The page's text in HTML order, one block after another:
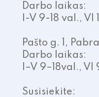
Darbo laikas:
I-V 9-18 val., VI
Pašto g. 1,
Darbo laikas:
I–V 9–18val., VI
Susisiekite: